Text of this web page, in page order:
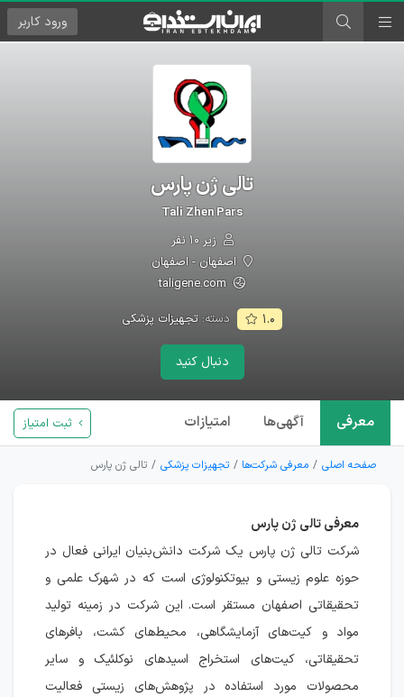
ورود کاربر
تالی ژن پارس
Tali Zhen Pars
زیر ۱۰ نفر
اصفهان - اصفهان
۱.۰ دسته: تجهیزات پزشکی
دنبال کنید
معرفی آگهی‌ها امتیازات ثبت امتیاز
صفحه اصلی معرفی شرکت‌ها تجهیزات پزشکی تالی ژن پارس
معرفی تالی ژن پارس
شرکت تالی ژن پارس یک شرکت دانش‌بنیان ایرانی فعال در
حوزه علوم زیستی و بیوتکنولوژی است که در شهرک علمی و
تحقیقاتی اصفهان مستقر است. این شرکت در زمینه تولید
مواد و کیت‌های آزمایشگاهی، محیط‌های کشت، بافرهای
تحقیقاتی، کیت‌های استخراج اسیدهای نوکلئیک و سایر
محصولات مورد استفاده در پژوهش‌های زیستی فعالیت